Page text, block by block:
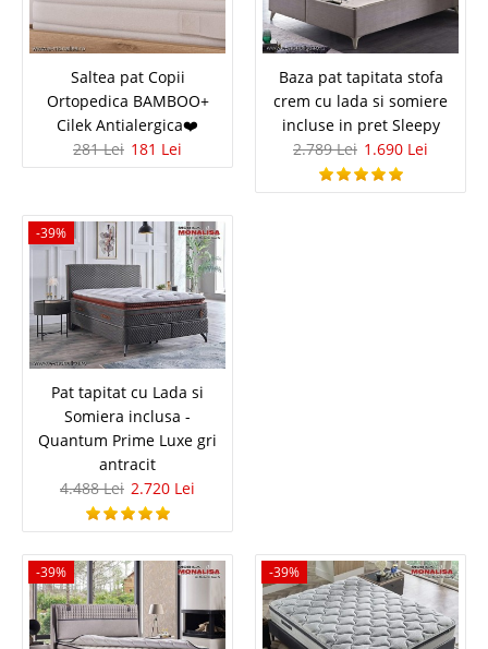
Pat copii si tineret tapitat cu somiera
rabatabila si lada Enzo
Pat copii si tineret tapitat cu somiera rabatabila si lada de depozitare Enzo
In top vanzari paturi tapitate pentru camere de tineret sau dormitoare de
copii s-a remarcat un model nou foarte apreciat. Oferta de pret pat tapitat
cu lada de depozitare Enz..
Compara
2.288 Lei
Pret Redus
Vezi Detalii
Adauga la Favorite
-43%
Pat tapitat Chester cu Saltea Pocket
Saltea pat Copii
Ortopedica BAMBOO+
Cilek Antialergica❤️
281 Lei 181 Lei
Baza pat tapitata stofa
crem cu lada si somiere
incluse in pret Sleepy
2.789 Lei 1.690 Lei
-39%
Pat tapitat cu Lada si
Somiera inclusa -
Quantum Prime Luxe gri
antracit
4.488 Lei 2.720 Lei
-39% -39%